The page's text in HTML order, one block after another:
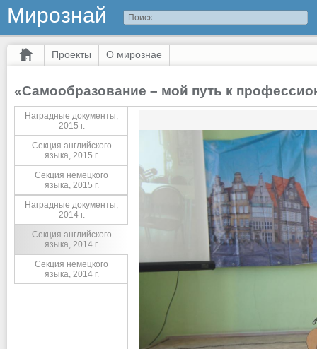
Мирознай
Проекты О мирознае
«Самообразование – мой путь к
Наградные документы,
2015 г.
Секция английского
языка, 2015 г.
Секция немецкого
языка, 2015 г.
Наградные документы,
2014 г.
Секция английского
языка, 2014 г.
Секция немецкого
языка, 2014 г.